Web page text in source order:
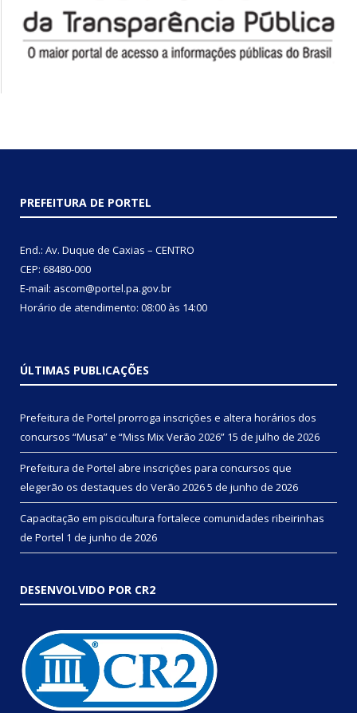
PREFEITURA DE PORTEL
End.: Av. Duque de Caxias – CENTRO
CEP: 68480-000
E-mail: ascom@portel.pa.gov.br
Horário de atendimento: 08:00 às 14:00
ÚLTIMAS PUBLICAÇÕES
Prefeitura de Portel prorroga inscrições e altera horários dos
concursos “Musa” e “Miss Mix Verão 2026” 15 de julho de 2026
Prefeitura de Portel abre inscrições para concursos que
elegerão os destaques do Verão 20265 de junho de 2026
Capacitação em piscicultura fortalece comunidades ribeirinhas
de Portel 1 de junho de 2026
DESENVOLVIDO POR CR2